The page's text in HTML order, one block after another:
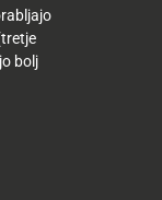
bolj